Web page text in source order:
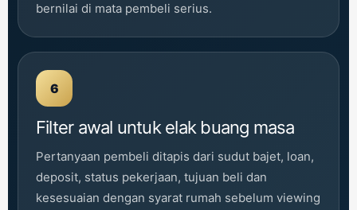
bernilai di mata pembeli serius.
6
Filter awal untuk elak buang masa
Pertanyaan pembeli ditapis dari sudut bajet, loan,
deposit, status pekerjaan, tujuan beli dan
kesesuaian dengan syarat rumah sebelum viewing